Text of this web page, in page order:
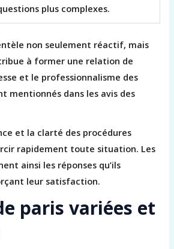
plus complexes.
non seulement réactif, mais
à former une relation de
et le professionnalisme des
mentionnés dans les avis des
et la clarté des procédures
rapidement toute situation. Les
ainsi les réponses qu’ils
leur satisfaction.
paris variées et